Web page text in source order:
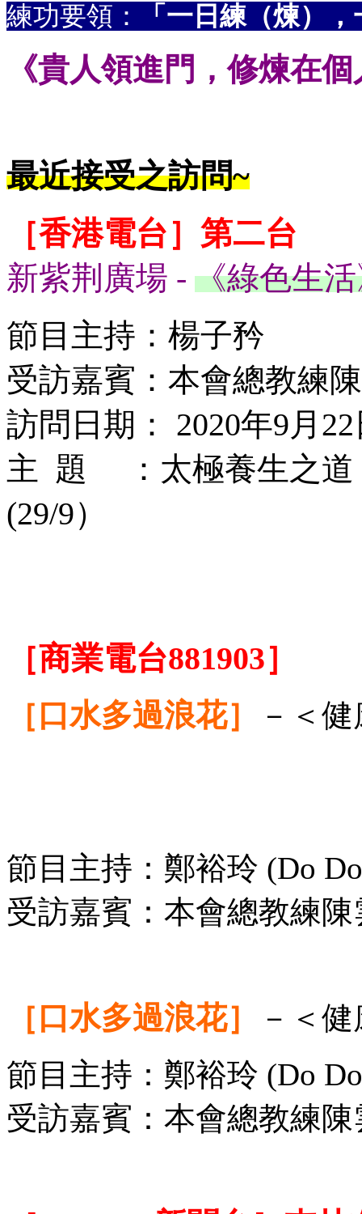
練功要領： 「一日練（煉）
《貴人領進門，修煉在
最近接受之訪問~
［香港電台］第二台
新紫荆廣場 - 《綠色生
節目主持：楊子矜
受訪嘉賓：本會總教練
訪問日期： 2020年9月
主 題 ：太極養生之道
(29/9）
［商業電台881903］
［口水多過浪花］ －＜
節目主持：鄭裕玲 (Do
受訪嘉賓：本會總教練陳
［口水多過浪花］
－＜
節目主持：鄭裕玲 (Do
受訪嘉賓：本會總教練陳